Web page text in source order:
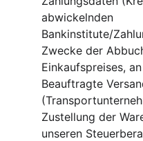
abwickelnden
Bankinstitute/
Zwecke der
Einkaufspreises,
Beauftragte
Zustellung der
unseren